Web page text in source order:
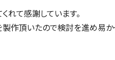
れて感謝しています。
作頂いたので検討を進め易か